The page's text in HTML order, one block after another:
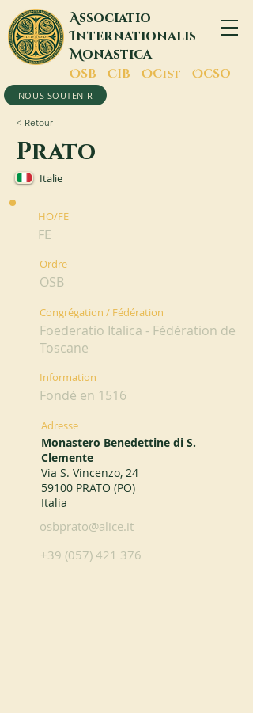
Associatio
Internationalis
Monastica
OSB - CIB - OCist - OCSO
NOUS SOUTENIR
< Retour
Prato
Italie
HO/FE
FE
Ordre
OSB
Congrégation / Fédération
Foederatio Italica - Fédération de
Toscane
Information
Fondé en 1516
Adresse
Monastero Benedettine di S.
Clemente
Via S. Vincenzo, 24
59100 PRATO (PO)
Italia
osbprato@alice.it
+39 (057) 421 376